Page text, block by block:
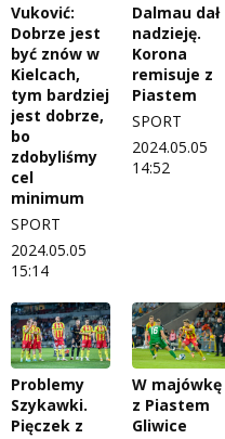
Vuković:
Dobrze jest
być znów w
Kielcach,
tym bardziej
jest dobrze,
bo
zdobyliśmy
cel
minimum
SPORT
2024.05.05
15:14
Dalmau dał
nadzieję.
Korona
remisuje z
Piastem
SPORT
2024.05.05
14:52
Problemy
Szykawki.
Pięczek z
W majówkę
z Piastem
Gliwice